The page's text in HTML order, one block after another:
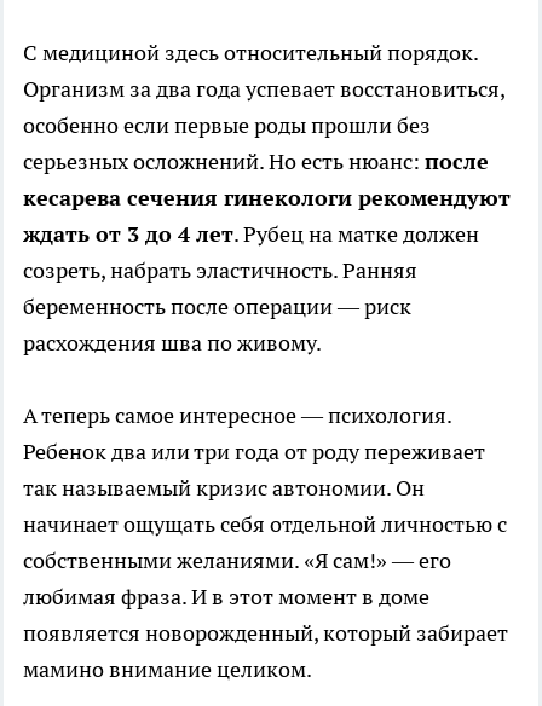
С медициной здесь относительный порядок.
Организм за два года успевает восстановиться,
особенно если первые роды прошли без
серьезных осложнений. Но есть нюанс: после
кесарева сечения гинекологи рекомендуют
ждать от 3 до 4 лет. Рубец на матке должен
созреть, набрать эластичность. Ранняя
беременность после операции — риск
расхождения шва по живому.
А теперь самое интересное — психология.
Ребенок два или три года от роду переживает
так называемый кризис автономии. Он
начинает ощущать себя отдельной личностью с
собственными желаниями. «Я сам!» — его
любимая фраза. И в этот момент в доме
появляется новорожденный, который забирает
мамино внимание целиком.